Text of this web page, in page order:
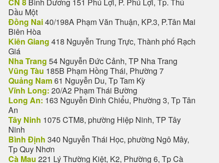
Dầu Một
Đồng Nai40/198A Phạm Văn Thuận, KP.3, P.Tân Mai
Biên Hòa
Kiên Giang 418 Nguyễn Trung Trực, Thành phố Rạch
Giá
Nha Trang 54 Nguyễn Đức Cảnh, TP Nha Trang
Vũng Tàu 185B Phạm Hồng Thái, Phường 7
Quảng Nam61 Nguyễn Du, Tp Tam Kỳ
Vĩnh Long: 20/A2 Phạm Thái Bường
Long An: 163 Nguyễn Đình Chiểu, Phường 3, Tp Tân
An
Tây Ninh 1075 CTM8, phường Hiệp Ninh, TP Tây
Ninh
Bình Định 340 Nguyễn Thái Học, phường Ngô Mây,
Tp Quy Nhơn
Cà Mau 221 Lý Thường Kiệt, K2, Phường 6, Tp Cà